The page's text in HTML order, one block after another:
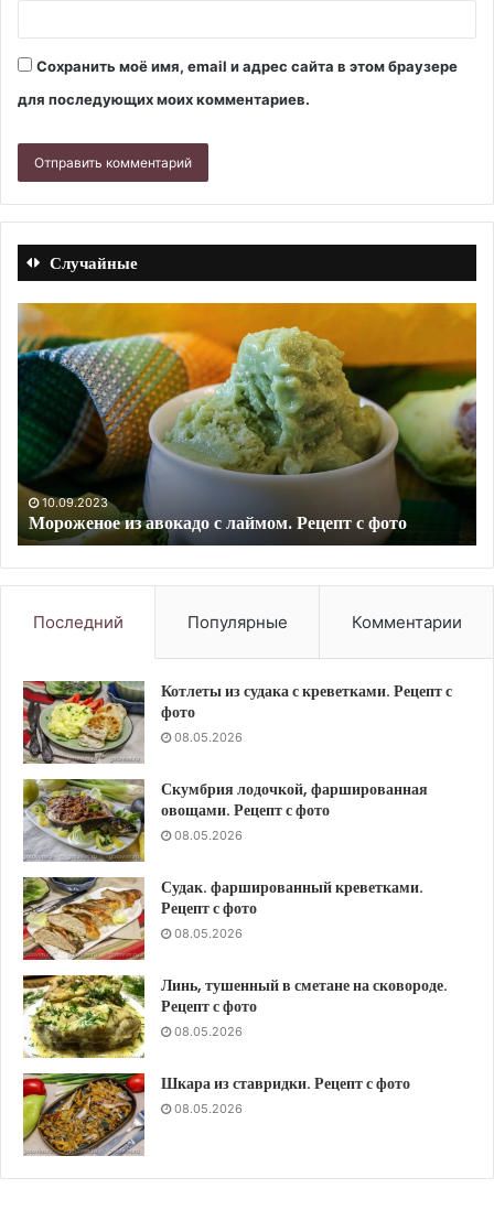
Сохранить моё имя, email и адрес сайта в этом браузере
для последующих моих комментариев.
Случайные
Овощной
салат
с
креветками
и
мидиями.
Рецепт
фото
10.09.2023
Овощной салат с креветками и мидиями. Рецепт с
фото
с
Последний Популярные Комментарии
Котлеты из судака с креветками. Рецепт с
фото
08.05.2026
Скумбрия лодочкой, фаршированная
овощами. Рецепт с фото
08.05.2026
Судак. фаршированный креветками.
Рецепт с фото
08.05.2026
Линь, тушенный в сметане на сковороде.
Рецепт с фото
08.05.2026
Шкара из ставридки. Рецепт с фото
08.05.2026